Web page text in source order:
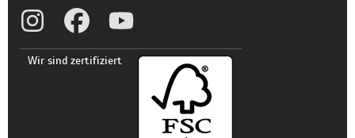
Wir sind zertifiziert